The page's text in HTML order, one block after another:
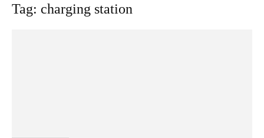
Tag: charging station